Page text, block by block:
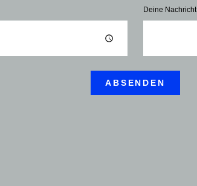
Deine Nachricht
ABSENDEN